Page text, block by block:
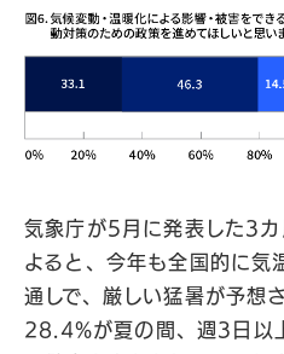
気象庁が5月に発表した3
よると、今年も全国的に気
通しで、厳しい猛暑が予想
28.4%が夏の間、週3日以